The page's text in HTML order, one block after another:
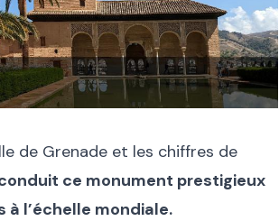
de Grenade et les chiffres de
ce monument prestigieux
à l’échelle mondiale.